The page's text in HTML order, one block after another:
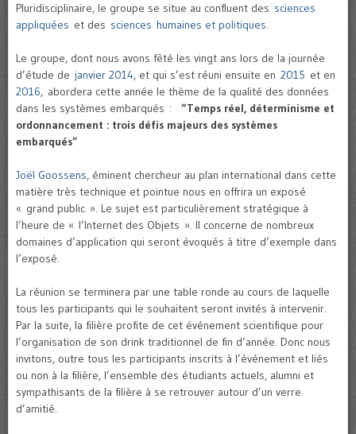
Pluridisciplinaire, le groupe se situe au confluent des sciences
appliquées et des sciences humaines et politiques.
Le groupe, dont nous avons fêté les vingt ans lors de la journée
d’étude de janvier 2014, et qui s’est réuni ensuite en 2015 et en
2016, abordera cette année le thème de la qualité des données
dans les systèmes embarqués : “Temps réel, déterminisme et
ordonnancement : trois défis majeurs des systèmes
embarqués”
Joël Goossens, éminent chercheur au plan international dans cette
matière très technique et pointue nous en offrira un exposé
« grand public ». Le sujet est particulièrement stratégique à
l’heure de « l’Internet des Objets ». Il concerne de nombreux
domaines d’application qui seront évoqués à titre d’exemple dans
l’exposé.
La réunion se terminera par une table ronde au cours de laquelle
tous les participants qui le souhaitent seront invités à intervenir.
Par la suite, la filière profite de cet événement scientifique pour
l’organisation de son drink traditionnel de fin d’année. Donc nous
invitons, outre tous les participants inscrits à l’événement et liés
ou non à la filière, l’ensemble des étudiants actuels, alumni et
sympathisants de la filière à se retrouver autour d’un verre
d’amitié.